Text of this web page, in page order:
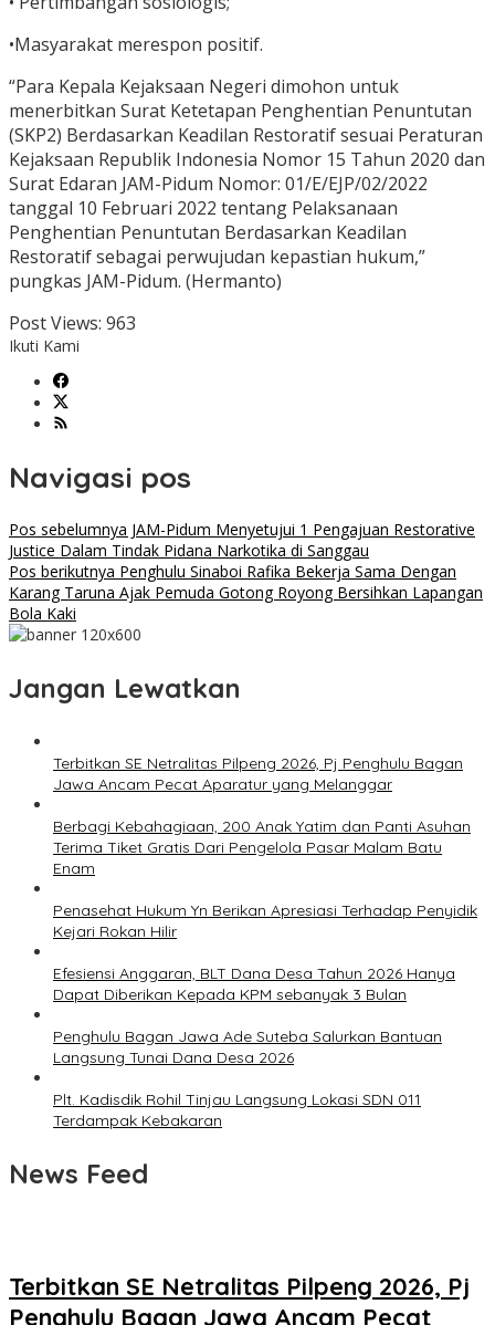
•Masyarakat merespon positif.
“Para Kepala Kejaksaan Negeri dimohon untuk
menerbitkan Surat Ketetapan Penghentian Penuntutan
(SKP2) Berdasarkan Keadilan Restoratif sesuai Peraturan
Kejaksaan Republik Indonesia Nomor 15 Tahun 2020 dan
Surat Edaran JAM-Pidum Nomor: 01/E/EJP/02/2022
tanggal 10 Februari 2022 tentang Pelaksanaan
Penghentian Penuntutan Berdasarkan Keadilan
Restoratif sebagai perwujudan kepastian hukum,”
pungkas JAM-Pidum. (Hermanto)
Post Views: 963
Ikuti Kami
Navigasi pos
Pos sebelumnya JAM-Pidum Menyetujui 1 Pengajuan Restorative
Justice Dalam Tindak Pidana Narkotika di Sanggau
Pos berikutnya Penghulu Sinaboi Rafika Bekerja Sama Dengan
Karang Taruna Ajak Pemuda Gotong Royong Bersihkan Lapangan
Bola Kaki
Jangan Lewatkan
Terbitkan SE Netralitas Pilpeng 2026, Pj Penghulu Bagan
Jawa Ancam Pecat Aparatur yang Melanggar
Berbagi Kebahagiaan, 200 Anak Yatim dan Panti Asuhan
Terima Tiket Gratis Dari Pengelola Pasar Malam Batu
Enam
Penasehat Hukum Yn Berikan Apresiasi Terhadap Penyidik
Kejari Rokan Hilir
Efesiensi Anggaran, BLT Dana Desa Tahun 2026 Hanya
Dapat Diberikan Kepada KPM sebanyak 3 Bulan
Penghulu Bagan Jawa Ade Suteba Salurkan Bantuan
Langsung Tunai Dana Desa 2026
Plt. Kadisdik Rohil Tinjau Langsung Lokasi SDN 011
Terdampak Kebakaran
News Feed
Terbitkan SE Netralitas Pilpeng 2026, Pj
Penghulu Bagan Jawa Ancam Pecat